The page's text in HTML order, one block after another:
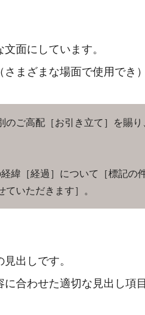
面にしています。
まざまな場面で使用でき
ご高配［お引き立て］を賜り
過］について［標記の件
いただきます］。
出しです。
合わせた適切な見出し項